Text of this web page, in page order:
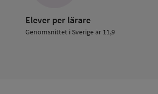
Elever per lärare
Genomsnittet i Sverige är 11,9